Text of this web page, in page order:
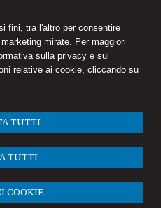
fini, tra l'altro per consentire
mirate. Per maggiori
sulla privacy e sui
relative ai cookie, cliccando su
TUTTI
TUTTI
COOKIE